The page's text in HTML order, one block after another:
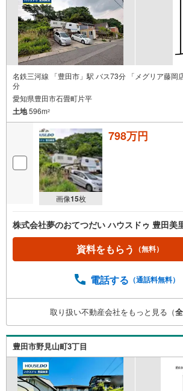
名鉄三河線 「豊田市」駅 バス73分 「メグリア藤岡
分
愛知県豊田市石畳町片平
土地596m2
画像15枚
798万円
株式会社夢のおてつだい ハウスドゥ 豊田美
資料をもらう （無料）
電話する （通話料無料）
取り扱い不動産会社をもっと見る（全
豊田市野見山町3丁目